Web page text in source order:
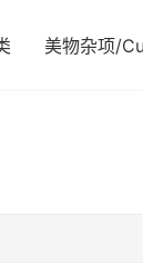
美物杂项/